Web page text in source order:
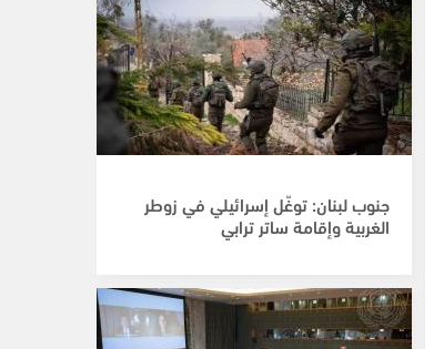
جنوب لبنان: توغّل إسرائيلي في زوطر
الغربية وإقامة ساتر ترابي